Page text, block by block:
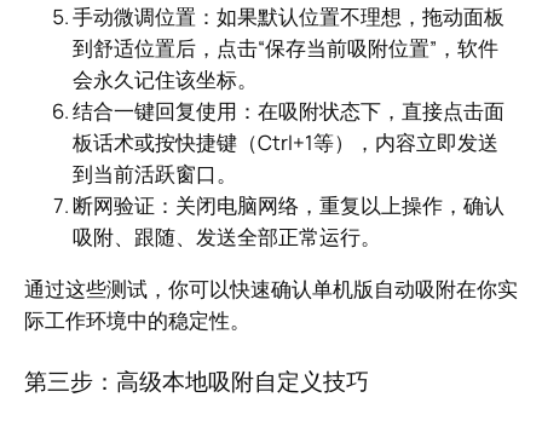
手动微调位置：如果默认位置不理想，拖动面板
到舒适位置后，点击“保存当前吸附位置”，软件
会永久记住该坐标。
结合一键回复使用：在吸附状态下，直接点击面
板话术或按快捷键（Ctrl+1等），内容立即发送
到当前活跃窗口。
断网验证：关闭电脑网络，重复以上操作，确认
吸附、跟随、发送全部正常运行。
通过这些测试，你可以快速确认单机版自动吸附在你实
际工作环境中的稳定性。
第三步：高级本地吸附自定义技巧